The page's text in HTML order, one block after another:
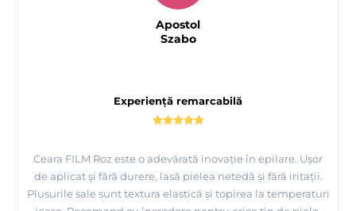
Experiență remarcabilă
Ceara FILM Roz este o adevărată inovație în epilare. Ușor
de aplicat și fără durere, lasă pielea netedă și fără iritații.
Plusurile sale sunt textura elastică și topirea la temperaturi
Apostol
Szabo